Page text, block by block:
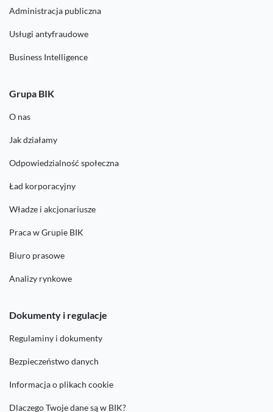
Administracja publiczna
Usługi antyfraudowe
Business Intelligence
Grupa BIK
O nas
Jak działamy
Odpowiedzialność społeczna
Ład korporacyjny
Władze i akcjonariusze
Praca w Grupie BIK
Biuro prasowe
Analizy rynkowe
Dokumenty i regulacje
Regulaminy i dokumenty
Bezpieczeństwo danych
Informacja o plikach cookie
Dlaczego Twoje dane są w BIK?